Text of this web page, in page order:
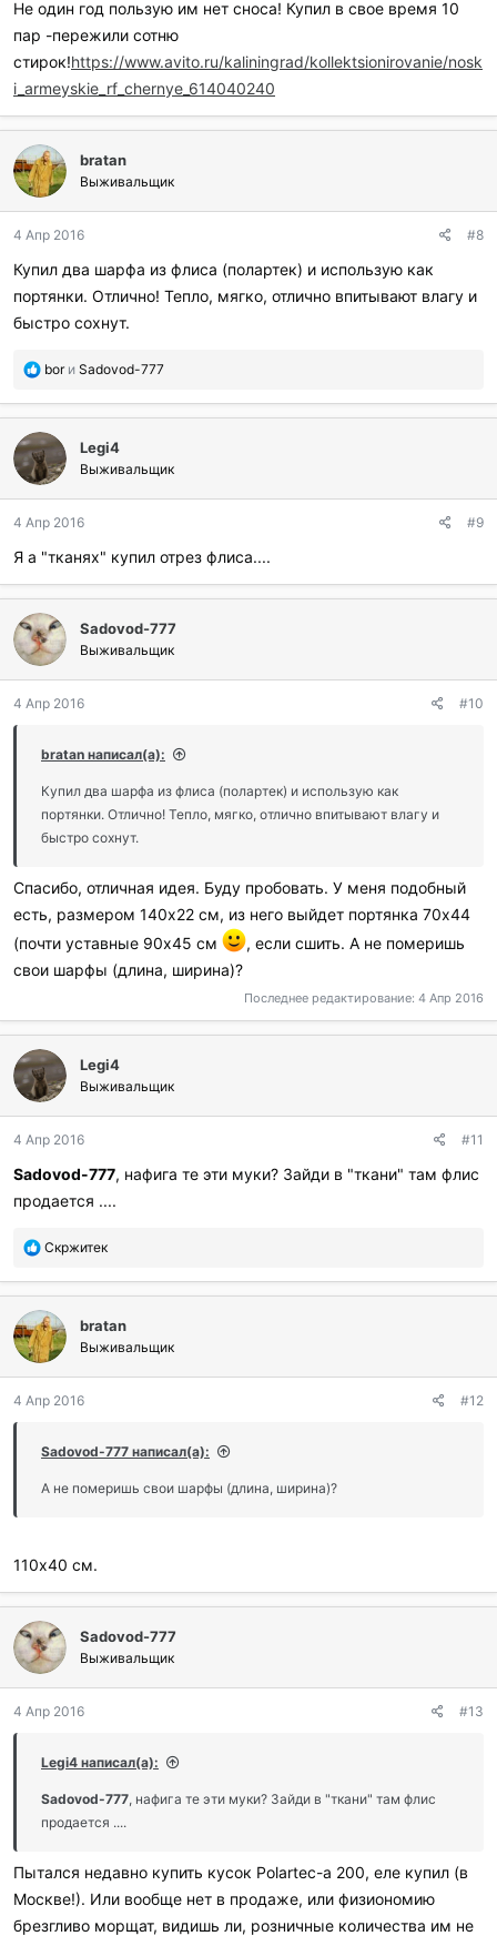
Не один год пользую им нет сноса! Купил в свое время 10
пар -пережили сотню
стирок!https://www.avito.ru/kaliningrad/kollektsionirovanie/nosk
i_armeyskie_rf_chernye_614040240
bratan
Выживальщик
4 Апр 2016 #8
Купил два шарфа из флиса (полартек) и использую как
портянки. Отлично! Тепло, мягко, отлично впитывают влагу и
быстро сохнут.
П
б
а
г
о
а
р
л
:
borи Sadovod-777
Legi4
Выживальщик
4 Апр 2016 #9
Я а "тканях" купил отрез флиса....
Sadovod-777
Выживальщик
4 Апр 2016 #10
bratan написал(а):
Купил два шарфа из флиса (полартек) и использую как
портянки. Отлично! Тепло, мягко, отлично впитывают влагу и
быстро сохнут.
Спасибо, отличная идея. Буду пробовать. У меня подобный
есть, размером 140х22 см, из него выйдет портянка 70x44
(почти уставные 90х45 см
, если сшить. А не померишь
свои шарфы (длина, ширина)?
Последнее редактирование: 4 Апр 2016
Legi4
Выживальщик
4 Апр 2016 #11
Sadovod-777, нафига те эти муки? Зайди в "ткани" там флис
продается ....
П
б
л
а
г
о
а
и
и
Скржитек
bratan
Выживальщик
4 Апр 2016 #12
Sadovod-777 написал(а):
А не померишь свои шарфы (длина, ширина)?
110х40 см.
Sadovod-777
Выживальщик
4 Апр 2016 #13
Legi4 написал(а):
Sadovod-777, нафига те эти муки? Зайди в "ткани" там флис
продается ....
Пытался недавно купить кусок Polartec-а 200, еле купил (в
Москве!). Или вообще нет в продаже, или физиономию
брезгливо морщат, видишь ли, розничные количества им не